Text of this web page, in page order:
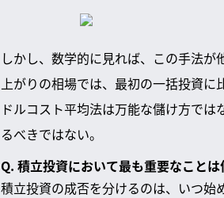
しかし、数学的に見れば、この手法
上がりの相場では、最初の一括投資に
ドルコスト平均法は万能な儲け方で
るべきではない。
Q. 積立投資において最も重要なこと
積立投資の成否を分けるのは、いつ始